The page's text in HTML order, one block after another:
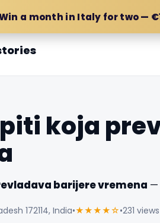
Win a month in Italy for two —
koja
barijere vremena —
172114, India•★★★★☆•231 views